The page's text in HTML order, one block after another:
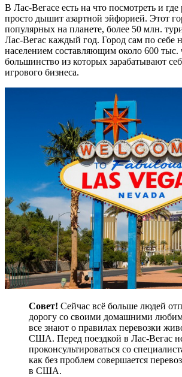
В Лас-Вегасе есть на что посмотреть и где
просто дышит азартной эйфорией. Этот
популярных на планете, более 50 млн.
Лас-Вегас каждый год. Город сам по себе
населением составляющим около 600 тыс.
большинство из которых зарабатывают
игрового бизнеса.
Совет! Сейчас всё больше людей
дорогу со своими домашними
все знают о правилах перевозки
США. Перед поездкой в Лас-Вегас не
проконсультироваться со
как без проблем совершается
в США.